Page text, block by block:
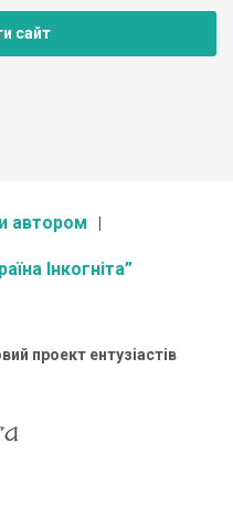
сайт
автором
Інкогніта”
проект ентузіастів